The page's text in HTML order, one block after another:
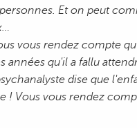
Et on peut
vous rendez compte
années qu'il a fallu
dise que
! Vous vous rendez